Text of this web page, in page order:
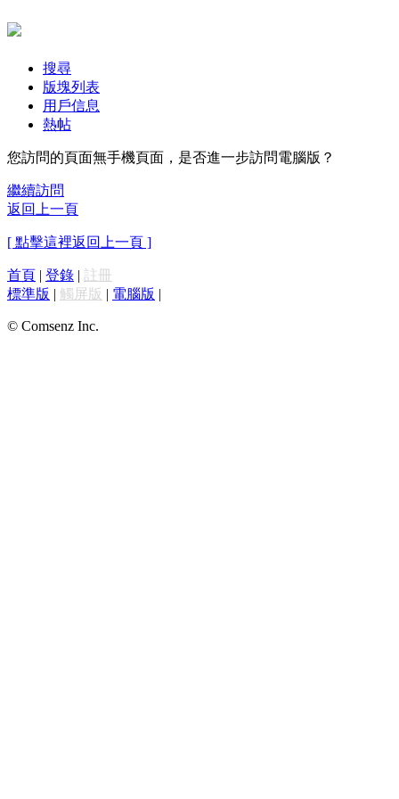
搜尋
版塊列表
用戶信息
熱帖
您訪問的頁面無手機頁面，是否進一步訪問電腦版？
繼續訪問
返回上一頁
[ 點擊這裡返回上一頁 ]
首頁 | 登錄 | 註冊
標準版 | 觸屏版 | 電腦版 |
© Comsenz Inc.